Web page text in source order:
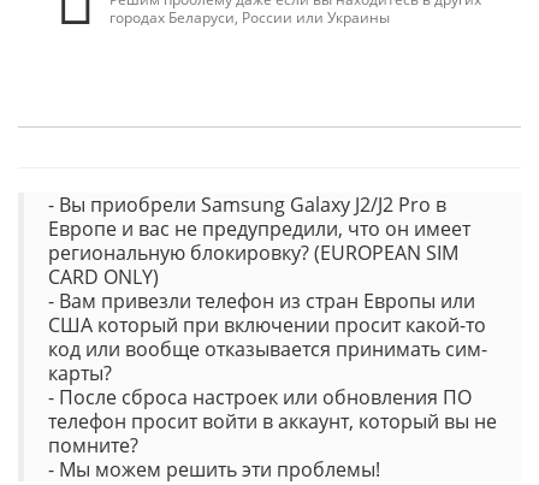
городах Беларуси, России или Украины
- Вы приобрели Samsung Galaxy J2/J2 Pro в
Европе и вас не предупредили, что он имеет
региональную блокировку? (EUROPEAN SIM
CARD ONLY)
- Вам привезли телефон из стран Европы или
США который при включении просит какой-то
код или вообще отказывается принимать сим-
карты?
- После сброса настроек или обновления ПО
телефон просит войти в аккаунт, который вы не
помните?
- Мы можем решить эти проблемы!